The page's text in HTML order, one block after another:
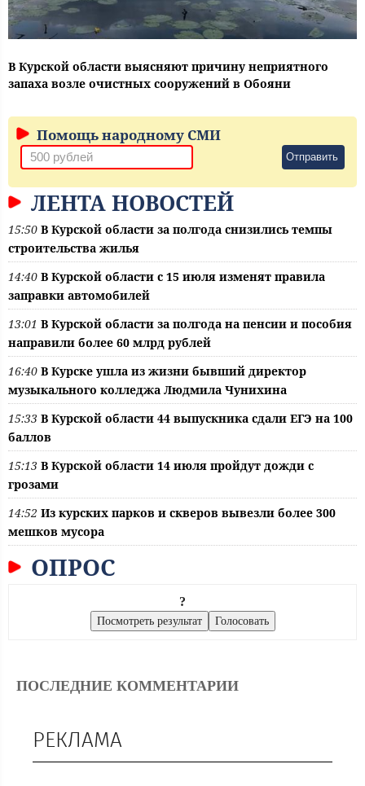
В Курской области выясняют причину неприятного
запаха возле очистных сооружений в Обояни
Помощь народному СМИ
Отправить
ЛЕНТА НОВОСТЕЙ
15:50 В Курской области за полгода снизились темпы
строительства жилья
14:40 В Курской области с 15 июля изменят правила
заправки автомобилей
13:01 В Курской области за полгода на пенсии и пособия
направили более 60 млрд рублей
16:40 В Курске ушла из жизни бывший директор
музыкального колледжа Людмила Чунихина
15:33 В Курской области 44 выпускника сдали ЕГЭ на 100
баллов
15:13 В Курской области 14 июля пройдут дожди с
грозами
14:52 Из курских парков и скверов вывезли более 300
мешков мусора
ОПРОС
?
ПОСЛЕДНИЕ КОММЕНТАРИИ
РЕКЛАМА